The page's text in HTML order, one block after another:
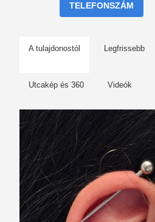
TELEFONSZÁM
A tulajdonostól Legfrissebb
Utcakép és 360 Videók